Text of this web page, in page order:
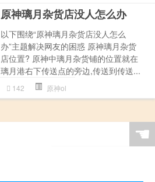
原神璃月杂货店没人怎么办
以下围绕“原神璃月杂货店没人怎么
办”主题解决网友的困惑 原神璃月杂货
店位置? 原神中璃月杂货铺的位置就在
璃月港右下传送点的旁边,传送到传送...
142 原神ol
☚